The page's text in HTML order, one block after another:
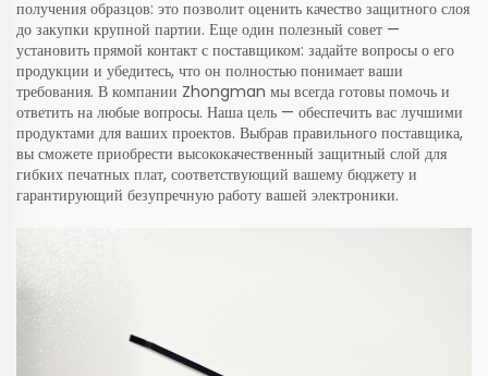
получения образцов: это позволит оценить качество защитного слоя
до закупки крупной партии. Еще один полезный совет —
установить прямой контакт с поставщиком: задайте вопросы о его
продукции и убедитесь, что он полностью понимает ваши
требования. В компании Zhongman мы всегда готовы помочь и
ответить на любые вопросы. Наша цель — обеспечить вас лучшими
продуктами для ваших проектов. Выбрав правильного поставщика,
вы сможете приобрести высококачественный защитный слой для
гибких печатных плат, соответствующий вашему бюджету и
гарантирующий безупречную работу вашей электроники.